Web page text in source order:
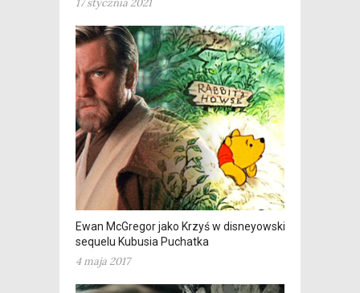
Ewan McGregor jako Krzyś w disneyowskim
sequelu Kubusia Puchatka
4 maja 2017